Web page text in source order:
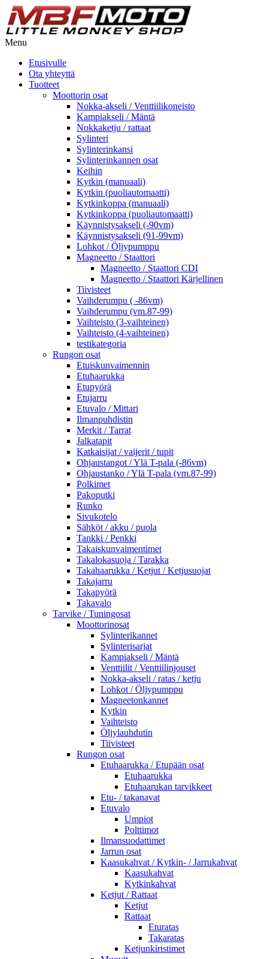
Menu
Etusivulle
Ota yhteyttä
Tuotteet
Moottorin osat
Nokka-akseli / Venttiilikoneisto
Kampiakseli / Mäntä
Nokkaketju / rattaat
Sylinteri
Sylinterinkansi
Sylinterinkannen osat
Keihin
Kytkin (manuaali)
Kytkin (puoliautomaatti)
Kytkinkoppa (manuaali)
Kytkinkoppa (puoliautomaatti)
Käynnistysakseli (-90vm)
Käynnistysakseli (91-99vm)
Lohkot / Öljypumppu
Magneetto / Staattori
Magneetto / Staattori CDI
Magneetto / Staattori Kärjellinen
Tiivisteet
Vaihderumpu ( -86vm)
Vaihderumpu (vm.87-99)
Vaihteisto (3-vaihteinen)
Vaihteisto (4-vaihteinen)
testikategoria
Rungon osat
Etuiskunvaimennin
Etuhaarukka
Etupyörä
Etujarru
Etuvalo / Mittari
Ilmanpuhdistin
Merkit / Tarrat
Jalkatapit
Katkaisijat / vaijerit / tupit
Ohjaustangot / Ylä T-pala (-86vm)
Ohjaustanko / Ylä T-pala (vm.87-99)
Polkimet
Pakoputki
Runko
Sivukotelo
Sähköt / akku / puola
Tankki / Penkki
Takaiskunvaimentimet
Takalokasuoja / Tarakka
Takahaarukka / Ketjut / Ketjusuojat
Takajarru
Takapyörä
Takavalo
Tarvike / Tuningosat
Moottorinosat
Sylinterikannet
Sylinterisarjat
Kampiakseli / Mäntä
Venttiilit / Venttiilinjouset
Nokka-akseli / ratas / ketju
Lohkot / Öljypumppu
Magneetonkannet
Kytkin
Vaihteisto
Öljylauhdutin
Tiivisteet
Rungon osat
Etuhaarukka / Etupään osat
Etuhaarukka
Etuhaarukan tarvikkeet
Etu- / takanavat
Etuvalo
Umpiot
Polttimot
Ilmansuodattimet
Jarrun osat
Kaasukahvat / Kytkin- / Jarrukahvat
Kaasukahvat
Kytkinkahvat
Ketjut / Rattaat
Ketjut
Rattaat
Eturatas
Takaratas
Ketjunkiristimet